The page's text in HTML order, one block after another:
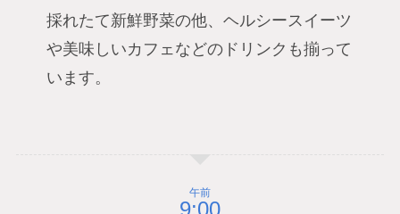
採れたて新鮮野菜の他、ヘルシースイーツ
や美味しいカフェなどのドリンクも揃って
います。
午前